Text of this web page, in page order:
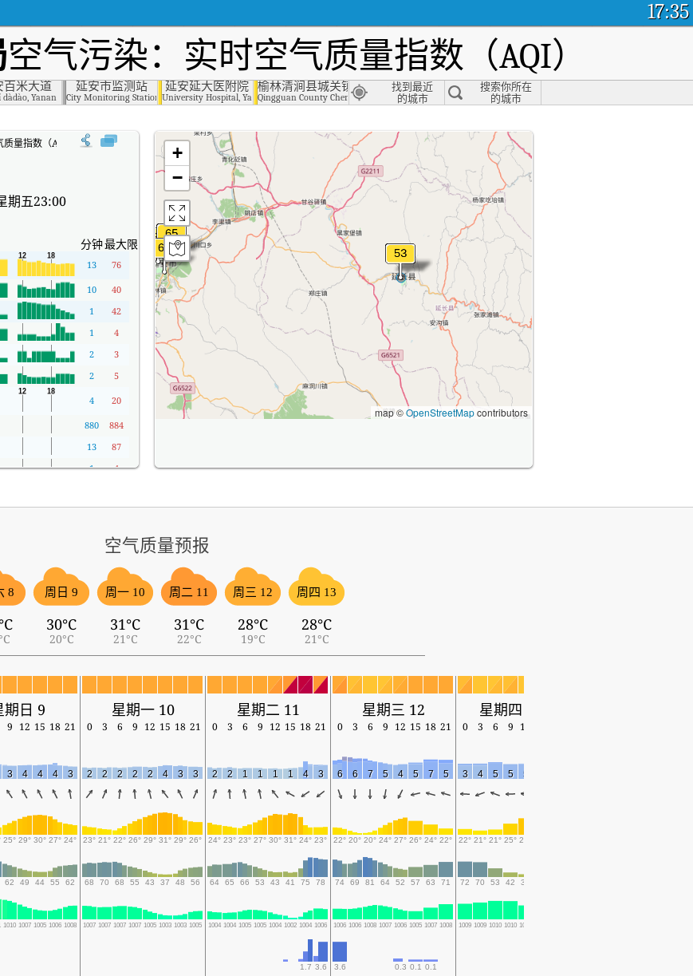
17:35
空气污染：实时空气质量指数（AQI）
Protection Bureau, Yanan
百米大道
Yanan
延安市监测站
City Monitoring Station, Yanan
延安延大医附院
University Hospital, Yanan
榆林清涧县城关镇派出所
Qingguan County Chengguan Town Police Station, Yulin
找到最近
的城市
搜索你所在
的城市
量指数（AQI）。
期五23:00
分钟最大限度
13 76
10 40
1 42
1 4
2 3
2 5
4 20
880 884
13 87
1 4
+
−
map ©OpenStreetMapcontributors
空气质量预报
8 周日 9
30°C
20°C
周一 10
31°C
21°C
周二 11
31°C
22°C
周三 12
28°C
19°C
周四 13
28°C
21°C
期日 9 星期一 10 星期二 11 星期三 12 星期四 13
9 12 15 18 21 0 3 6 9 12 15 18 21 0 3 6 9 12 15 18 21 0 3 6 9 12 15 18 21 0 3 6 9 12
3 4 4 4 3 2 2 2 2 2 4 3 3 2 2 1 1 1 1 4 3 6 6 7 5 4 5 7 5 3 4 5 5 5
25° 29° 30° 27° 24° 23° 21° 22° 26° 29° 31° 29° 26° 24° 23° 23° 27° 30° 31° 24° 23° 22° 20° 20° 24° 27° 26° 24° 22° 22° 21° 21° 25° 28°
62 49 44 55 62 68 70 68 55 43 37 48 56 64 65 66 53 43 41 75 78 74 69 81 64 52 57 63 71 72 70 53 42 37
1010 1007 1005 1006 1008 1007 1007 1007 1007 1005 1003 1003 1005 1004 1004 1005 1005 1004 1002 1004 1006 1006 1006 1008 1007 1006 1005 1007 1008 1009 1009 1010 1010 1008
1.7 3.6 3.6 0.3 0.1 0.1